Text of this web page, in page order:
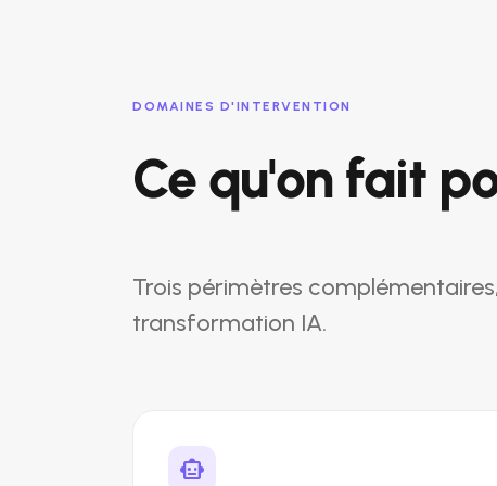
DOMAINES D'INTERVENTION
Ce qu'on fait
Trois périmètres
transformation IA.
smart_toy